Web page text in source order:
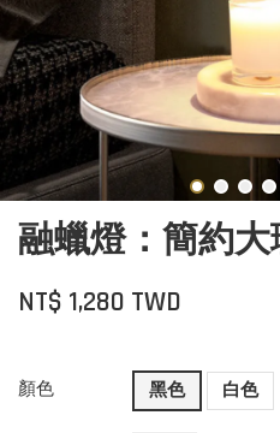
融蠟燈：簡約大
NT$ 1,280 TWD
顏色 黑色 白色